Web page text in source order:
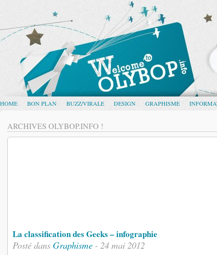
HOME BON PLAN BUZZ/VIRALE DESIGN GRAPHISME
ARCHIVES OLYBOP.INFO !
La classification des Geeks – infographie
Posté dans Graphisme - 24 mai 2012